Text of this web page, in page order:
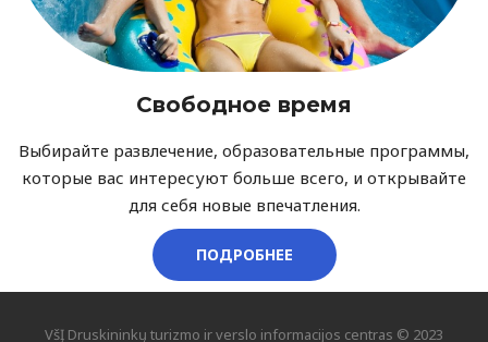
Свободное время
Выбирайте развлечение, образовательные программы,
которые вас интересуют больше всего, и открывайте
для себя новые впечатления.
ПОДРОБНЕЕ
VšĮ Druskininkų turizmo ir verslo informacijos centras © 2023